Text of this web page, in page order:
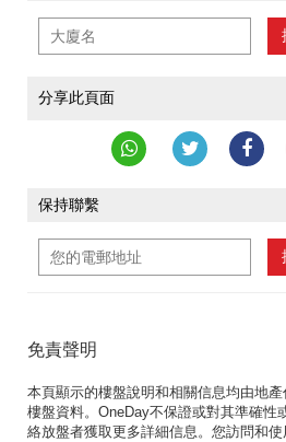
分享此頁面
保持聯繫
免責聲明
本頁顯示的樓盤說明和相關信息均由地
樓盤資料。OneDay不保證或對其準確性
絡放盤者獲取更多詳細信息。您訪問和